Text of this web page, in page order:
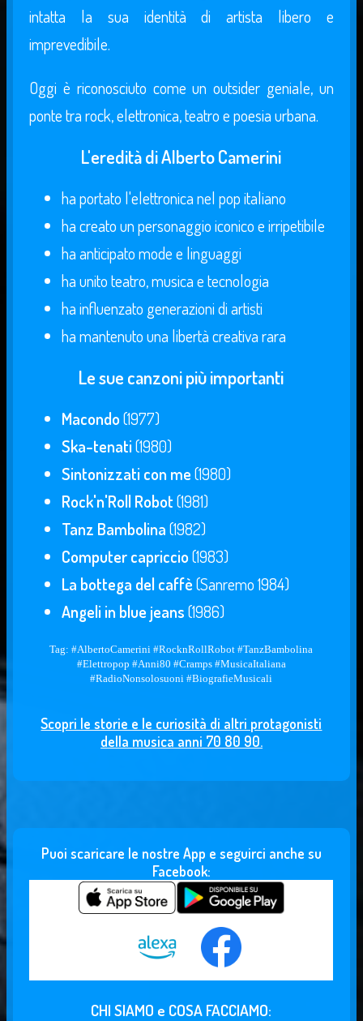
intatta la sua identità di artista libero e
imprevedibile.
Oggi è riconosciuto come un outsider geniale, un
ponte tra rock, elettronica, teatro e poesia urbana.
L'eredità di Alberto Camerini
ha portato l'elettronica nel pop italiano
ha creato un personaggio iconico e irripetibile
ha anticipato mode e linguaggi
ha unito teatro, musica e tecnologia
ha influenzato generazioni di artisti
ha mantenuto una libertà creativa rara
Le sue canzoni più importanti
Macondo(1977)
Ska-tenati(1980)
Sintonizzati con me(1980)
Rock'n'Roll Robot(1981)
Tanz Bambolina(1982)
Computer capriccio(1983)
La bottega del caffè(Sanremo 1984)
Angeli in blue jeans(1986)
Tag: #AlbertoCamerini #RocknRollRobot #TanzBambolina
#Elettropop #Anni80 #Cramps #MusicaItaliana
#RadioNonsolosuoni #BiografieMusicali
Scopri le storie e le curiosità di altri protagonisti
della musica anni 70 80 90.
Puoi scaricare le nostre App e seguirci anche su
Facebook:
CHI SIAMO e COSA FACCIAMO: